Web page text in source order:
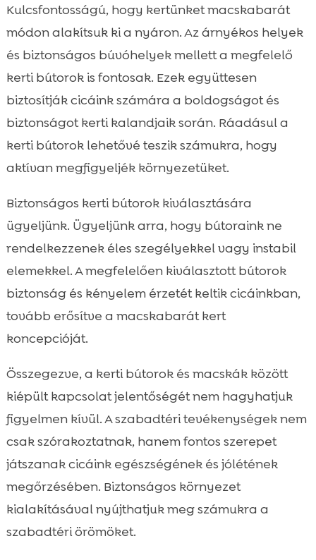
Kulcsfontosságú, hogy kertünket macskabarát
módon alakítsuk ki a nyáron. Az árnyékos helyek
és biztonságos búvóhelyek mellett a megfelelő
kerti bútorok is fontosak. Ezek együttesen
biztosítják cicáink számára a boldogságot és
biztonságot kerti kalandjaik során. Ráadásul a
kerti bútorok lehetővé teszik számukra, hogy
aktívan megfigyeljék környezetüket.
Biztonságos kerti bútorok kiválasztására
ügyeljünk. Ügyeljünk arra, hogy bútoraink ne
rendelkezzenek éles szegélyekkel vagy instabil
elemekkel. A megfelelően kiválasztott bútorok
biztonság és kényelem érzetét keltik cicáinkban,
tovább erősítve a macskabarát kert
koncepcióját.
Összegezve, a kerti bútorok és macskák között
kiépült kapcsolat jelentőségét nem hagyhatjuk
figyelmen kívül. A szabadtéri tevékenységek nem
csak szórakoztatnak, hanem fontos szerepet
játszanak cicáink egészségének és jólétének
megőrzésében. Biztonságos környezet
kialakításával nyújthatjuk meg számukra a
szabadtéri örömöket.